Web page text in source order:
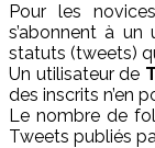
Pour les
s’abonnent à
statuts (tweets)
Un utilisateur de
des inscrits n’en
Le nombre de
Tweets publiés